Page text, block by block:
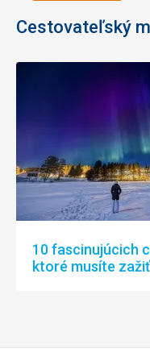
Cestovateľský
10 fascinujúcich
ktoré musíte